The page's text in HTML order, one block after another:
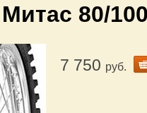
80/
7 750 руб.